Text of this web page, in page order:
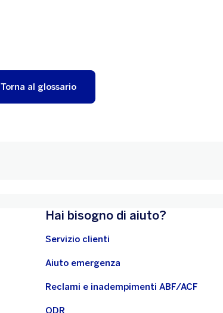
Torna al glossario
Hai bisogno di aiuto?
Servizio clienti
Aiuto emergenza
Reclami e inadempimenti ABF/ACF
ODR